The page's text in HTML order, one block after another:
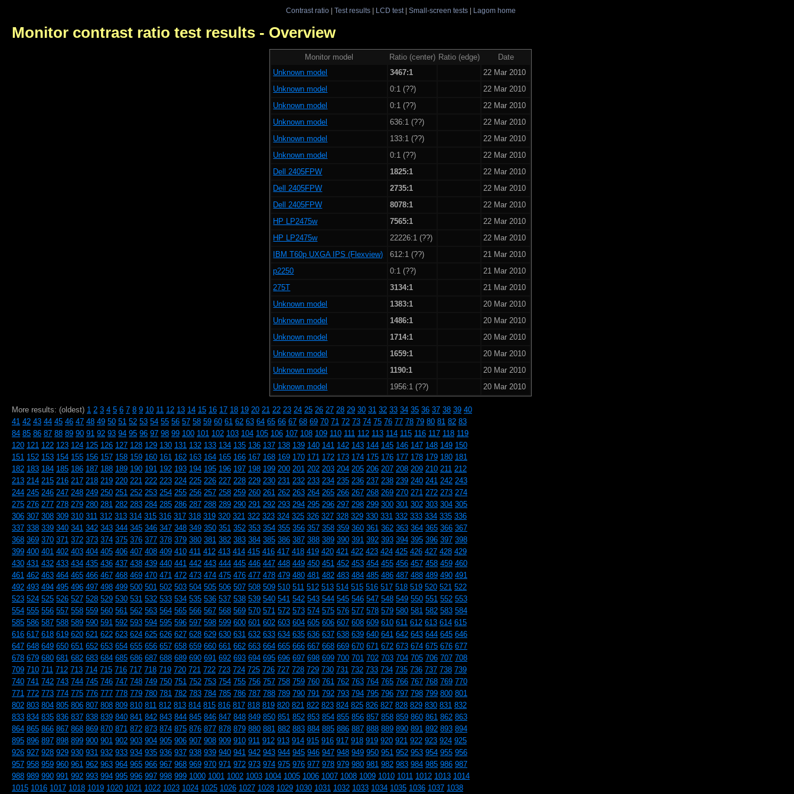
Contrast ratio| Test results| LCD test| Small-screen tests| Lagom home
Monitor contrast ratio test results - Overview
Monitor model Ratio (center) Ratio (edge)
Date
Unknown model
3467:1
22 Mar 2010
Unknown model
0:1 (??)
22 Mar 2010
Unknown model
0:1 (??)
22 Mar 2010
Unknown model
636:1 (??)
22 Mar 2010
Unknown model
133:1 (??)
22 Mar 2010
Unknown model
0:1 (??)
22 Mar 2010
Dell 2405FPW
1825:1
22 Mar 2010
Dell 2405FPW
2735:1
22 Mar 2010
Dell 2405FPW
8078:1
22 Mar 2010
HP LP2475w
7565:1
22 Mar 2010
HP LP2475w
22226:1 (??)
22 Mar 2010
IBM T60p UXGA IPS (Flexview)
612:1 (??)
21 Mar 2010
p2250
0:1 (??)
21 Mar 2010
275T
3134:1
21 Mar 2010
Unknown model
1383:1
20 Mar 2010
Unknown model
1486:1
20 Mar 2010
Unknown model
1714:1
20 Mar 2010
Unknown model
1659:1
20 Mar 2010
Unknown model
1190:1
20 Mar 2010
Unknown model
1956:1 (??) 20 Mar 2010
More results: (oldest) 1 2 3 4 5 6 7 8 9 10 11 12 13 14 15 16 17 18 19 20 21 22 23 24 25 26 27 28 29 30 31 32 33 34 35 36 37 38 39 40
41 42 43 44 45 46 47 48 49 50 51 52 53 54 55 56 57 58 59 60 61 62 63 64 65 66 67 68 69 70 71 72 73 74 75 76 77 78 79 80 81 82 83
84 85 86 87 88 89 90 91 92 93 94 95 96 97 98 99 100 101 102 103 104 105 106 107 108 109 110 111 112 113 114 115 116 117 118 119
120 121 122 123 124 125 126 127 128 129 130 131 132 133 134 135 136 137 138 139 140 141 142 143 144 145 146 147 148 149 150
151 152 153 154 155 156 157 158 159 160 161 162 163 164 165 166 167 168 169 170 171 172 173 174 175 176 177 178 179 180 181
182 183 184 185 186 187 188 189 190 191 192 193 194 195 196 197 198 199 200 201 202 203 204 205 206 207 208 209 210 211 212
213 214 215 216 217 218 219 220 221 222 223 224 225 226 227 228 229 230 231 232 233 234 235 236 237 238 239 240 241 242 243
244 245 246 247 248 249 250 251 252 253 254 255 256 257 258 259 260 261 262 263 264 265 266 267 268 269 270 271 272 273 274
275 276 277 278 279 280 281 282 283 284 285 286 287 288 289 290 291 292 293 294 295 296 297 298 299 300 301 302 303 304 305
306 307 308 309 310 311 312 313 314 315 316 317 318 319 320 321 322 323 324 325 326 327 328 329 330 331 332 333 334 335 336
337 338 339 340 341 342 343 344 345 346 347 348 349 350 351 352 353 354 355 356 357 358 359 360 361 362 363 364 365 366 367
368 369 370 371 372 373 374 375 376 377 378 379 380 381 382 383 384 385 386 387 388 389 390 391 392 393 394 395 396 397 398
399 400 401 402 403 404 405 406 407 408 409 410 411 412 413 414 415 416 417 418 419 420 421 422 423 424 425 426 427 428 429
430 431 432 433 434 435 436 437 438 439 440 441 442 443 444 445 446 447 448 449 450 451 452 453 454 455 456 457 458 459 460
461 462 463 464 465 466 467 468 469 470 471 472 473 474 475 476 477 478 479 480 481 482 483 484 485 486 487 488 489 490 491
492 493 494 495 496 497 498 499 500 501 502 503 504 505 506 507 508 509 510 511 512 513 514 515 516 517 518 519 520 521 522
523 524 525 526 527 528 529 530 531 532 533 534 535 536 537 538 539 540 541 542 543 544 545 546 547 548 549 550 551 552 553
554 555 556 557 558 559 560 561 562 563 564 565 566 567 568 569 570 571 572 573 574 575 576 577 578 579 580 581 582 583 584
585 586 587 588 589 590 591 592 593 594 595 596 597 598 599 600 601 602 603 604 605 606 607 608 609 610 611 612 613 614 615
616 617 618 619 620 621 622 623 624 625 626 627 628 629 630 631 632 633 634 635 636 637 638 639 640 641 642 643 644 645 646
647 648 649 650 651 652 653 654 655 656 657 658 659 660 661 662 663 664 665 666 667 668 669 670 671 672 673 674 675 676 677
678 679 680 681 682 683 684 685 686 687 688 689 690 691 692 693 694 695 696 697 698 699 700 701 702 703 704 705 706 707 708
709 710 711 712 713 714 715 716 717 718 719 720 721 722 723 724 725 726 727 728 729 730 731 732 733 734 735 736 737 738 739
740 741 742 743 744 745 746 747 748 749 750 751 752 753 754 755 756 757 758 759 760 761 762 763 764 765 766 767 768 769 770
771 772 773 774 775 776 777 778 779 780 781 782 783 784 785 786 787 788 789 790 791 792 793 794 795 796 797 798 799 800 801
802 803 804 805 806 807 808 809 810 811 812 813 814 815 816 817 818 819 820 821 822 823 824 825 826 827 828 829 830 831 832
833 834 835 836 837 838 839 840 841 842 843 844 845 846 847 848 849 850 851 852 853 854 855 856 857 858 859 860 861 862 863
864 865 866 867 868 869 870 871 872 873 874 875 876 877 878 879 880 881 882 883 884 885 886 887 888 889 890 891 892 893 894
895 896 897 898 899 900 901 902 903 904 905 906 907 908 909 910 911 912 913 914 915 916 917 918 919 920 921 922 923 924 925
926 927 928 929 930 931 932 933 934 935 936 937 938 939 940 941 942 943 944 945 946 947 948 949 950 951 952 953 954 955 956
957 958 959 960 961 962 963 964 965 966 967 968 969 970 971 972 973 974 975 976 977 978 979 980 981 982 983 984 985 986 987
988 989 990 991 992 993 994 995 996 997 998 999 1000 1001 1002 1003 1004 1005 1006 1007 1008 1009 1010 1011 1012 1013 1014
1015 1016 1017 1018 1019 1020 1021 1022 1023 1024 1025 1026 1027 1028 1029 1030 1031 1032 1033 1034 1035 1036 1037 1038